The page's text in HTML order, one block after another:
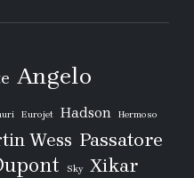
Angelo
Eurojet Hadson Hermoso
Wess Passatore
Sky Xikar